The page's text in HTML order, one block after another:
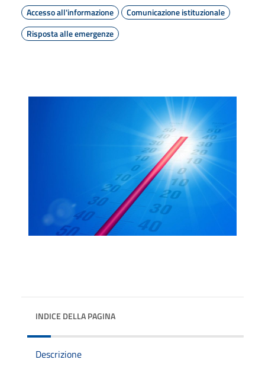
Accesso all'informazione
Comunicazione istituzionale
Risposta alle emergenze
INDICE DELLA PAGINA
Descrizione